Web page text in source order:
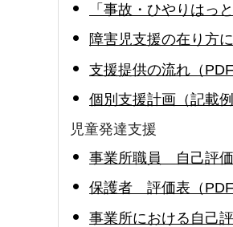
「事故・ひやりはっ
障害児支援の在り方
支援提供の流れ（PDF
個別支援計画（記載
児童発達支援
事業所職員 自己評価
保護者 評価表（PDF
事業所における自己